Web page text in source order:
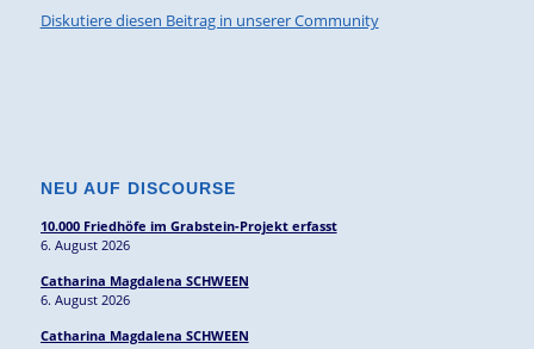
Diskutiere diesen Beitrag in unserer Community
NEU AUF DISCOURSE
10.000 Friedhöfe im Grabstein-Projekt erfasst
6. August 2026
Catharina Magdalena SCHWEEN
6. August 2026
Catharina Magdalena SCHWEEN